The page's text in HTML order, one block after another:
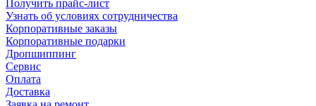
Получить прайс-лист
Узнать об условиях сотрудничества
Корпоративные заказы
Корпоративные подарки
Дропшиппинг
Сервис
Оплата
Доставка